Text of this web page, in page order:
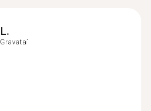
L.
Gravataí